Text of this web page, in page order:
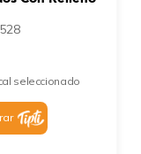
seleccionado